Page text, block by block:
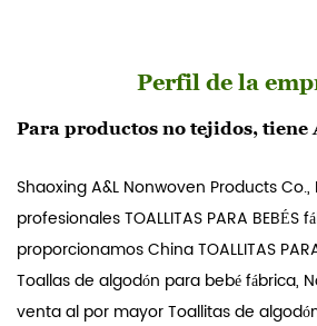
Perfil de la
Para productos no tejidos, tiene
Shaoxing A&L Nonwoven Products
profesionalesTOALLITAS PARA BEBÉS
proporcionamosChina TOALLITAS
Toallas de algodón para bebé fábrica,
venta al por mayor Toallitas de